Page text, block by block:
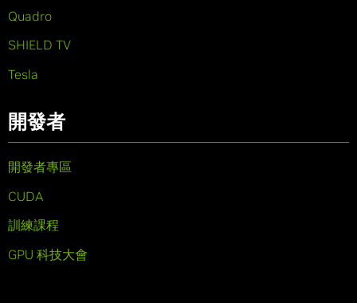
Quadro
SHIELD TV
Tesla
開發者
開發者專區
CUDA
訓練課程
GPU 科技大會